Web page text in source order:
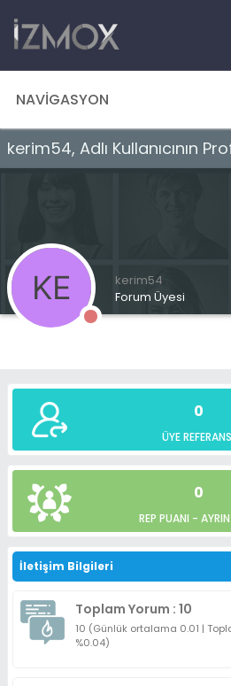
NAVIGASYON
kerim54, Adlı Kullanıcının
kerim54
Forum Üyesi
0
ÜYE
0
REP PUANI -
İletişim Bilgileri
Toplam Yorum : 10
10 (Günlük ortalama 0.01 |
%0.04)